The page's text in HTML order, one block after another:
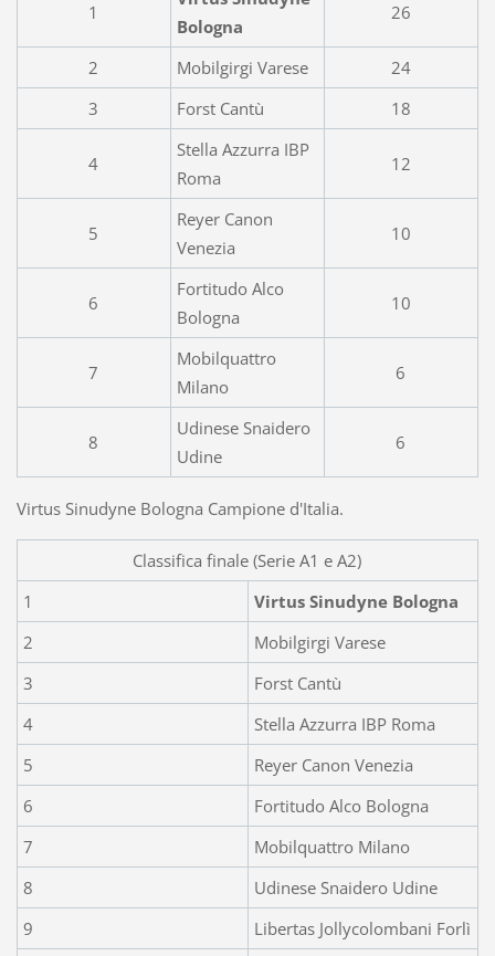
1
Bologna
26
2 Mobilgirgi Varese
24
3
Forst Cantù 18
4
Stella Azzurra IBP
Roma
12
5
Reyer Canon
Venezia
10
6
Fortitudo Alco
Bologna
10
7
Mobilquattro
Milano
6
8
Udinese Snaidero
Udine
6
Virtus Sinudyne Bologna Campione d'Italia.
Classifica finale (Serie A1 e A2)
1
Virtus Sinudyne Bologna
2
Mobilgirgi Varese
3
Forst Cantù
4
Stella Azzurra IBP Roma
5
Reyer Canon Venezia
6
Fortitudo Alco Bologna
7
Mobilquattro Milano
8
Udinese Snaidero Udine
9
Libertas Jollycolombani Forlì